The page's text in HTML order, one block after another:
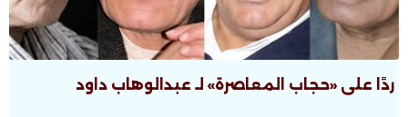
ردًا على «حجاب المعاصرة» لـ عبدالوهاب داود